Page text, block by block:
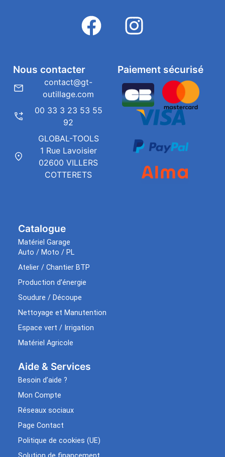
Catalogue
Matériel Garage
Auto / Moto / PL
Atelier / Chantier BTP
Production d’énergie
Soudure / Découpe
Nettoyage et Manutention
Espace vert / Irrigation
Matériel Agricole
Aide & Services​
Besoin d’aide ?
Mon Compte
Réseaux sociaux
Page Contact
Politique de cookies (UE)
Paiement sécurisé
Nous contacter
contact@gt-
outillage.com
00 33 3 23 53 55
92
GLOBAL-TOOLS
1 Rue Lavoisier
02600 VILLERS
COTTERETS